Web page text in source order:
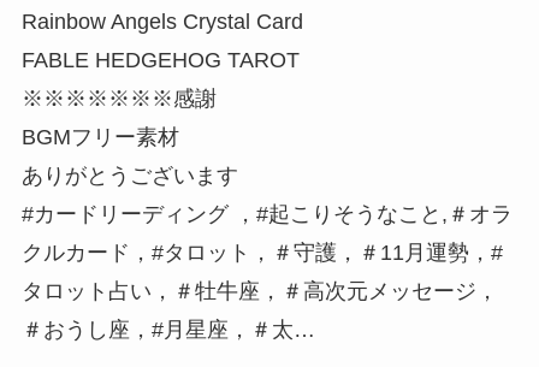
Rainbow Angels Crystal Card
FABLE HEDGEHOG TAROT
※※※※※※※感謝
BGMフリー素材
ありがとうございます
#カードリーディング ，#起こりそうなこと,＃オラ
クルカード，#タロット，＃守護，＃11月運勢，#
タロット占い，＃牡牛座，＃高次元メッセージ，
＃おうし座，#月星座，＃太…